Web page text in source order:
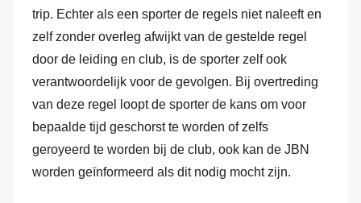
trip. Echter als een sporter de regels niet naleeft en
zelf zonder overleg afwijkt van de gestelde regel
door de leiding en club, is de sporter zelf ook
verantwoordelijk voor de gevolgen. Bij overtreding
van deze regel loopt de sporter de kans om voor
bepaalde tijd geschorst te worden of zelfs
geroyeerd te worden bij de club, ook kan de JBN
worden geïnformeerd als dit nodig mocht zijn.